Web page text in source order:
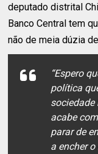
deputado distrital
Banco Central tem
não de meia dúzia
“Espero
política
sociedade
acabe
parar de
a encher